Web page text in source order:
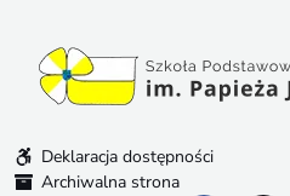
Deklaracja dostępności
Archiwalna strona